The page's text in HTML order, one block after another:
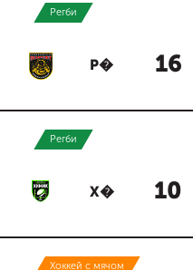
Регби
Р� 16
Регби
Х� 10
Хоккей с мячом